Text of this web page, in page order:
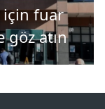
için fuar
göz atın